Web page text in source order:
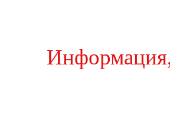
Информация,